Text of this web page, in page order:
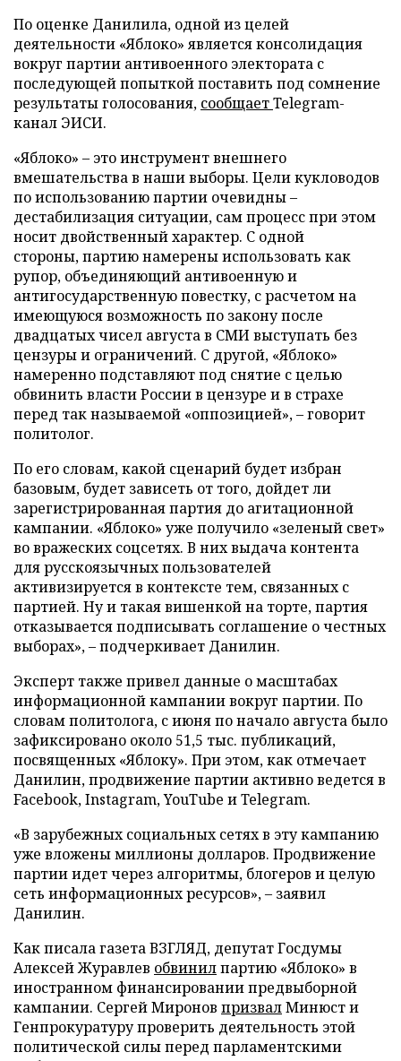
По оценке Данилила, одной из целей
деятельности «Яблоко» является консолидация
вокруг партии антивоенного электората с
последующей попыткой поставить под сомнение
результаты голосования, сообщаетTelegram-
канал ЭИСИ.
«Яблоко» – это инструмент внешнего
вмешательства в наши выборы. Цели кукловодов
по использованию партии очевидны –
дестабилизация ситуации, сам процесс при этом
носит двойственный характер. С одной
стороны, партию намерены использовать как
рупор, объединяющий антивоенную и
антигосударственную повестку, с расчетом на
имеющуюся возможность по закону после
двадцатых чисел августа в СМИ выступать без
цензуры и ограничений. С другой, «Яблоко»
намеренно подставляют под снятие с целью
обвинить власти России в цензуре и в страхе
перед так называемой «оппозицией», – говорит
политолог.
По его словам, какой сценарий будет избран
базовым, будет зависеть от того, дойдет ли
зарегистрированная партия до агитационной
кампании. «Яблоко» уже получило «зеленый свет»
во вражеских соцсетях. В них выдача контента
для русскоязычных пользователей
активизируется в контексте тем, связанных с
партией. Ну и такая вишенкой на торте, партия
отказывается подписывать соглашение о честных
выборах», – подчеркивает Данилин.
Эксперт также привел данные о масштабах
информационной кампании вокруг партии. По
словам политолога, с июня по начало августа было
зафиксировано около 51,5 тыс. публикаций,
посвященных «Яблоку». При этом, как отмечает
Данилин, продвижение партии активно ведется в
Facebook, Instagram, YouTube и Telegram.
«В зарубежных социальных сетях в эту кампанию
уже вложены миллионы долларов. Продвижение
партии идет через алгоритмы, блогеров и целую
сеть информационных ресурсов», – заявил
Данилин.
Как писала газета ВЗГЛЯД, депутат Госдумы
Алексей Журавлев обвинилпартию «Яблоко» в
иностранном финансировании предвыборной
кампании. Сергей Миронов призвалМинюст и
Генпрокуратуру проверить деятельность этой
политической силы перед парламентскими